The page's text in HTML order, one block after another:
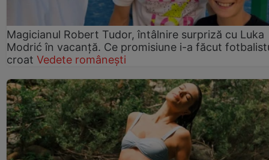
Magicianul Robert Tudor, întâlnire surpriză cu Luka
Modrić în vacanță. Ce promisiune i-a făcut
croat Vedete românești